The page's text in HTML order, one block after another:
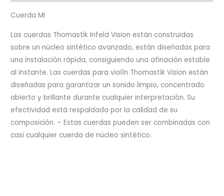
Cuerda MI
Las cuerdas Thomastik Infeld Vision están construidas
sobre un núcleo sintético avanzado, están diseñadas para
una instalación rápida, consiguiendo una afinación estable
al instante. Las cuerdas para violín Thomastik Vision están
diseñadas para garantizar un sonido limpio, concentrado
abierto y brillante durante cualquier interpretación. Su
efectividad está respaldada por la calidad de su
composición. – Estas cuerdas pueden ser combinadas con
casi cualquier cuerda de núcleo sintético.